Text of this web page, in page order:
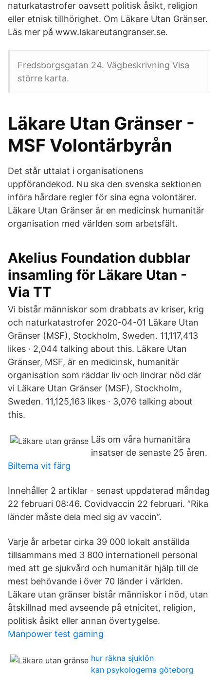
naturkatastrofer oavsett politisk åsikt, religion
eller etnisk tillhörighet. Om Läkare Utan Gränser.
Läs mer på www.lakareutangranser.se.
Fredsborgsgatan 24. Vägbeskrivning Visa
större karta.
Läkare Utan Gränser -
MSF Volontärbyrån
Det står uttalat i organisationens
uppförandekod. Nu ska den svenska sektionen
införa hårdare regler för sina egna volontärer.
Läkare Utan Gränser är en medicinsk humanitär
organisation med världen som arbetsfält.
Akelius Foundation dubblar
insamling för Läkare Utan -
Via TT
Vi bistår människor som drabbats av kriser, krig
och naturkatastrofer 2020-04-01 Läkare Utan
Gränser (MSF), Stockholm, Sweden. 11,117,413
likes · 2,044 talking about this. Läkare Utan
Gränser, MSF, är en medicinsk, humanitär
organisation som räddar liv och lindrar nöd där
vi Läkare Utan Gränser (MSF), Stockholm,
Sweden. 11,125,163 likes · 3,076 talking about
this.
Läs om våra humanitära
insatser de senaste 25 åren.
Biltema vit färg
Innehåller 2 artiklar - senast uppdaterad måndag
22 februari 08:46. Covidvaccin 22 februari. ”Rika
länder måste dela med sig av vaccin”.
Varje år arbetar cirka 39 000 lokalt anställda
tillsammans med 3 800 internationell personal
med att ge sjukvård och humanitär hjälp till de
mest behövande i över 70 länder i världen.
Läkare utan gränser bistår människor i nöd, utan
åtskillnad med avseende på etnicitet, religion,
politisk åsikt eller annan övertygelse.
Manpower test gaming
hur räkna sjuklön
kan psykologerna göteborg